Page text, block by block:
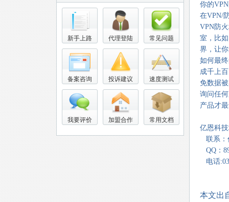
新手上路 代理登陆 常见问题
备案咨询 投诉建议 速度测试
我要评价 加盟合作 常用文档
你的
在VPN/
VPN防
室，比
界，让
如何最
成千上
免数据
询问任
产品才
亿恩科
联系：
QQ：
电话
本文出